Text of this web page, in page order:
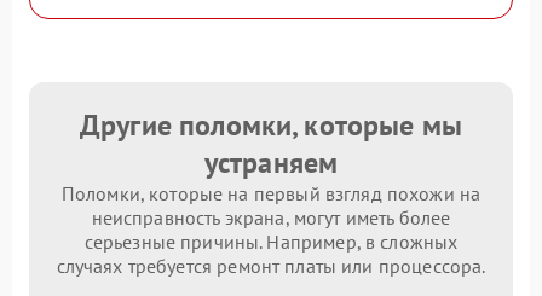
Другие поломки, которые мы
устраняем
Поломки, которые на первый взгляд похожи на
неисправность экрана, могут иметь более
серьезные причины. Например, в сложных
случаях требуется ремонт платы или процессора.